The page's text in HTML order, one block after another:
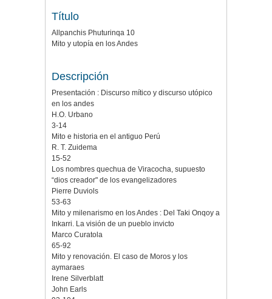
Título
Allpanchis Phuturinqa 10
Mito y utopía en los Andes
Descripción
Presentación : Discurso mítico y discurso utópico
en los andes
H.O. Urbano
3-14
Mito e historia en el antiguo Perú
R. T. Zuidema
15-52
Los nombres quechua de Viracocha, supuesto
“dios creador" de los evangelizadores
Pierre Duviols
53-63
Mito y milenarismo en los Andes : Del Taki Onqoy a
Inkarri. La visión de un pueblo invicto
Marco Curatola
65-92
Mito y renovación. El caso de Moros y los
aymaraes
Irene Silverblatt
John Earls